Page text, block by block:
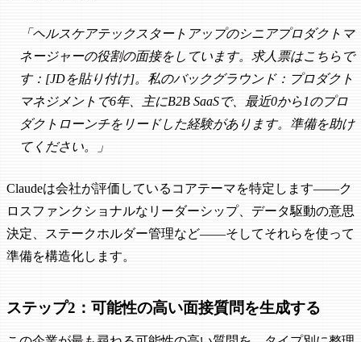
「ヘルスケアテックスタートアップのシニアプロダクトマ
ネージャーの役割の面接をしています。求人票はこちらで
す：[JDを貼り付け]。私のバックグラウンド：プロダクト
マネジメントで6年、主にB2B SaaSで、最近0から1のプロ
ダクトローンチをリードした経験があります。準備を助け
てください。」
Claudeは会社が評価しているコアテーマを特定します——ク
ロスファンクショナルなリーダーシップ、データ駆動の意思
決定、ステークホルダー管理など——そしてそれらを使って
準備を構造化します。
ステップ2：可能性の高い面接質問を生成する